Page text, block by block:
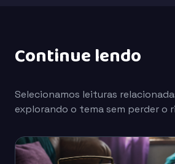
Continue lendo
Selecionamos leituras
explorando o tema sem perder o